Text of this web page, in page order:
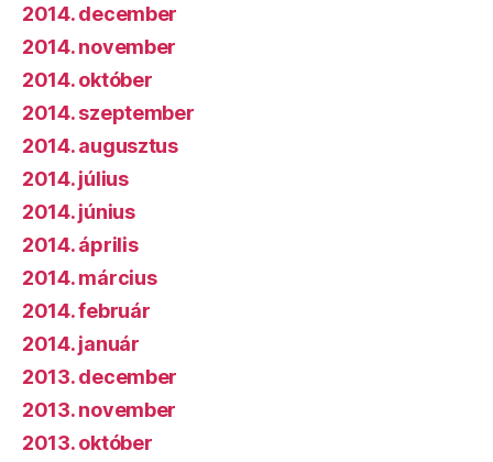
2014. december
2014. november
2014. október
2014. szeptember
2014. augusztus
2014. július
2014. június
2014. április
2014. március
2014. február
2014. január
2013. december
2013. november
2013. október